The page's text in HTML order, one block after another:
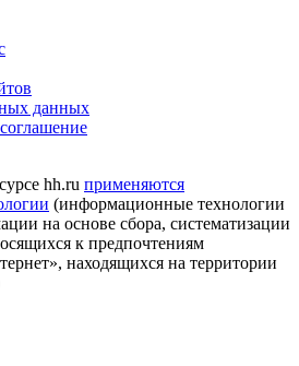
данных
hh.ru применяются
(информационные технологии
на основе сбора, систематизации
к предпочтениям
находящихся на территории